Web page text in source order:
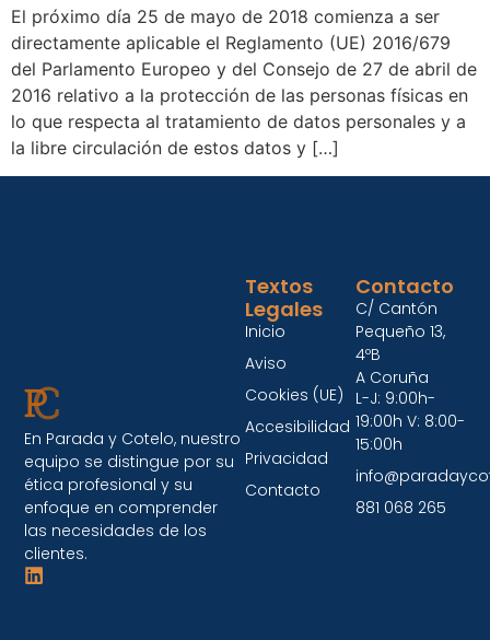
El próximo día 25 de mayo de 2018 comienza a ser
directamente aplicable el Reglamento (UE) 2016/679
del Parlamento Europeo y del Consejo de 27 de abril de
2016 relativo a la protección de las personas físicas en
lo que respecta al tratamiento de datos personales y a
la libre circulación de estos datos y […]
En Parada y Cotelo, nuestro
equipo se distingue por su
ética profesional y su
enfoque en comprender
las necesidades de los
clientes.
Contacto
C/ Cantón
Pequeño 13,
4ºB
A Coruña
L-J: 9:00h-
19:00h V: 8:00-
15:00h
881 068 265
Textos
Legales
Inicio
Aviso
Cookies (UE)
Accesibilidad
Privacidad
Contacto